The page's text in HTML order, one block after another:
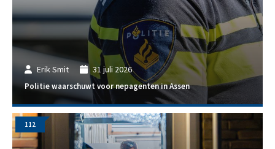
Erik Smit 31 juli 2026
Politie waarschuwt voor nepagenten in Assen
112